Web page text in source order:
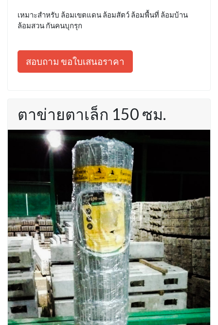
เหมาะสำหรับ ล้อมเขตแดน ล้อมสัตว์ ล้อมพื้นที่ ล้อมบ้าน
ล้อมสวน กันคนบุกรุก
สอบถาม ขอใบเสนอราคา
ตาข่ายตาเล็ก 150 ซม.